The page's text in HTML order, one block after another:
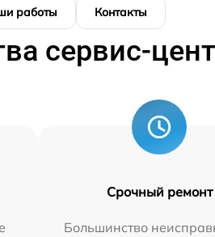
работы Контакты
сервис-
Срочный ремонт
Большинство